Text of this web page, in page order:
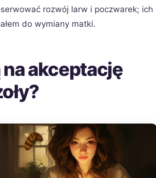
rozwój larw i poczwarek; ich
do wymiany matki.
akceptację